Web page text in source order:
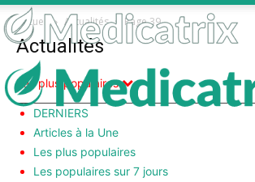
Accueil Actualités Page 39
Actualités
Les plus populaires
DERNIERS
Articles à la Une
Les plus populaires
Les populaires sur 7 jours